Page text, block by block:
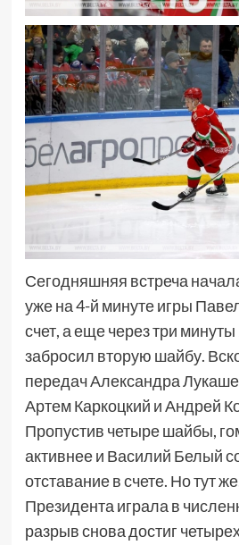
Сегодняшняя встреча
уже на 4-й минуте игры
счет, а еще через три
забросил вторую шайбу.
передач Александра
Артем Каркоцкий и Андрей
Пропустив четыре шайбы,
активнее и Василий Белый
отставание в счете. Но тут
Президента играла в
разрыв снова достиг